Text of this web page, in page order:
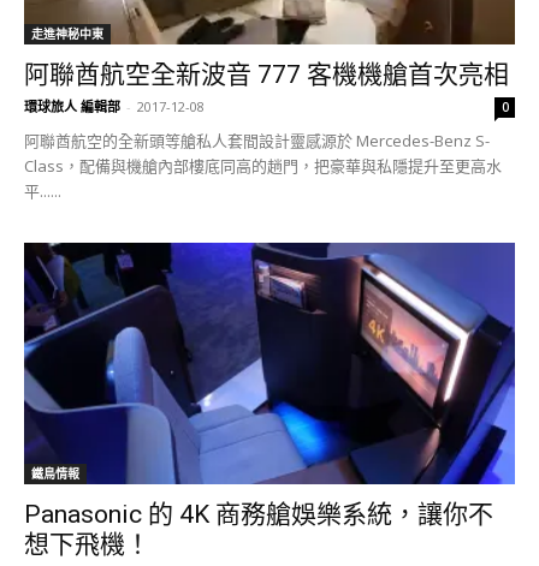
走進神秘中東
阿聯酋航空全新波音 777 客機機艙首次亮相
環球旅人 編輯部 - 2017-12-08 0
阿聯酋航空的全新頭等艙私人套間設計靈感源於 Mercedes-Benz S-
Class，配備與機艙內部樓底同高的趟門，把豪華與私隱提升至更高水
平......
鐵鳥情報
Panasonic 的 4K 商務艙娛樂系統，讓你不
想下飛機！